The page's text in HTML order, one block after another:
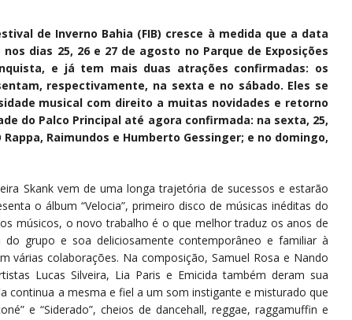
de Inverno Bahia (FIB) cresce à medida que a data
dias 25, 26 e 27 de agosto no Parque de Exposições
e já tem mais duas atrações confirmadas: os
respectivamente, na sexta e no sábado. Eles se
musical com direito a muitas novidades e retorno
do Palco Principal até agora confirmada: na sexta, 25,
Raimundos e Humberto Gessinger; e no domingo,
Skank vem de uma longa trajetória de sucessos e estarão
o álbum “Velocia”, primeiro disco de músicas inéditas do
músicos, o novo trabalho é o que melhor traduz os anos de
grupo e soa deliciosamente contemporâneo e familiar à
várias colaborações. Na composição, Samuel Rosa e Nando
Lucas Silveira, Lia Paris e Emicida também deram sua
continua a mesma e fiel a um som instigante e misturado que
e “Siderado”, cheios de dancehall, reggae, raggamuffin e